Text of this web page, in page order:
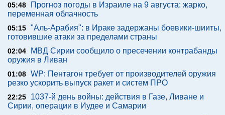
05:48
Прогноз погоды в Израиле на 9 августа: жарко,
переменная облачность
05:15 "Аль-Арабия": в Ираке задержаны боевики-шииты,
готовившие атаки за пределами страны
02:04
МВД Сирии сообщило о пресечении контрабанды
оружия в Ливан
01:08 WP: Пентагон требует от производителей оружия
резко ускорить выпуск ракет и систем ПРО
22:25
1037-й день войны: действия в Газе, Ливане и
Сирии, операции в Иудее и Самарии